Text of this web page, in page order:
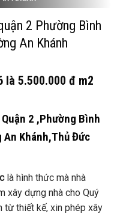
2 Phường Bình
An Khánh
là 5.500.000 đ m2
2 ,Phường Bình
Khánh,Thủ Đức
là hình thức mà nhà
xây dựng nhà cho Quý
từ thiết kế, xin phép xây